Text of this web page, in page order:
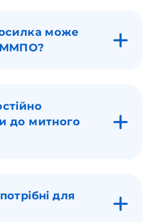
може
ММПО?
до митного
для